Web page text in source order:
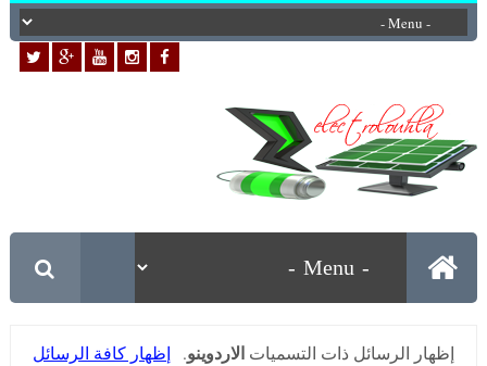
‏إظهار الرسائل ذات التسمياتالاردوينو. إظهار كافة الرسائل